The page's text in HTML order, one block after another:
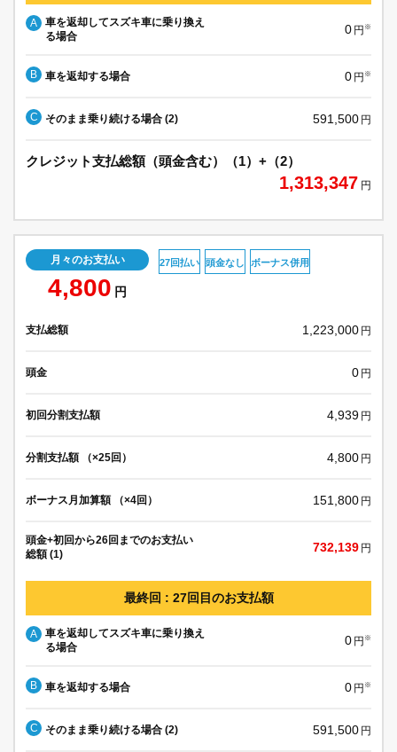
A
車を返却してスズキ車に乗り換え
る場合
0 円 ※
B 車を返却する場合 0 円 ※
C そのまま乗り続ける場合 (2) 591,500 円
クレジット支払総額（頭金含む）（1）+（2）
1,313,347 円
月々のお支払い
4,800 円
27回払い 頭金なし ボーナス併用
支払総額 1,223,000 円
頭金 0 円
初回分割支払額 4,939 円
分割支払額 （×25回） 4,800 円
ボーナス月加算額 （×4回） 151,800 円
頭金+初回から26回までのお支払い
総額 (1)
732,139 円
最終回 : 27回目のお支払額
A
車を返却してスズキ車に乗り換え
る場合
0 円 ※
B 車を返却する場合 0 円 ※
C そのまま乗り続ける場合 (2) 591,500 円